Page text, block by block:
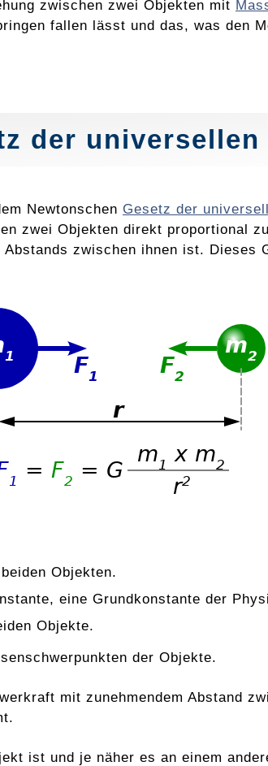
zwischen zwei Objekten mit
fallen lässt und das, was den
der
Newtonschen Gesetz der
zwei Objekten direkt proportional
zwischen ihnen ist. Dieses
Objekten.
eine Grundkonstante der
Objekte.
der Objekte.
mit zunehmendem Abstand
ist und je näher es an einem